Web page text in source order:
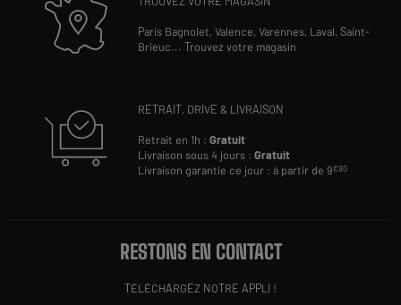
Paris Bagnolet,Valence,Varennes, Laval,Saint-
Brieuc...Trouvez votre magasin
RETRAIT, DRIVE & LIVRAISON
Retrait en 1h :Gratuit
Livraison sous 4 jours :Gratuit
Livraison garantie ce jour : à partir de 9€90
RESTONS EN CONTACT
TÉLÉCHARGEZ NOTRE APPLI !